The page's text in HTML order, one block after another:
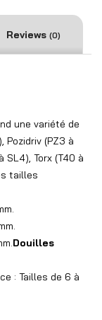
Reviews (0)
une variété de
(PZ3 à
SL4), Torx (T40 à
tailles
Douilles
: Tailles de 6 à